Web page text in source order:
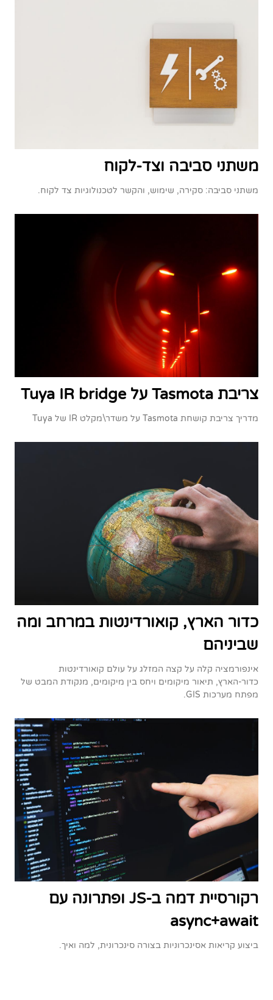
משתני סביבה וצד-לקוח
משתני סביבה: סקירה, שימוש, והקשר לטכנולוגיות צד לקוח.
צריבת Tasmota על Tuya IR bridge
מדריך צריבת קושחת Tasmota על משדר\מקלט IR של Tuya
כדור הארץ, קואורדינטות במרחב ומה
שביניהם
אינפורמציה קלה על קצה המזלג על עולם קואורדינטות
כדור-הארץ, תיאור מיקומים ויחס בין מיקומים, מנקודת המבט של
מפתח מערכות GIS.
רקורסיית דמה ב-JS ופתרונה עם
async+await
ביצוע קריאות אסינכרוניות בצורה סינכרונית, למה ואיך.